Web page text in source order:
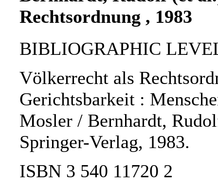
Rechtsordnung , 1983
BIBLIOGRAPHIC
Völkerrecht als
Gerichtsbarkeit :
Mosler / Bernhardt,
Springer-Verlag, 1983.
ISBN 3 540 11720 2